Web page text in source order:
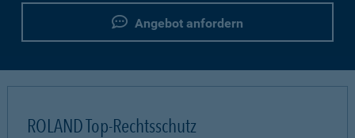
Angebot anfordern
ROLAND Top-Rechtsschutz